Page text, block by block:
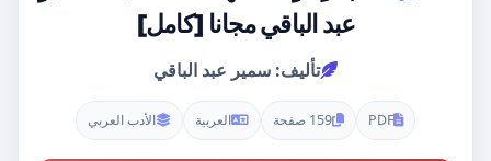
عبد الباقي مجانا [كامل]
تأليف: سمير عبد الباقي
PDF 159 صفحة العربية الأدب العربي